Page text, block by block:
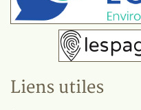
Liens utiles